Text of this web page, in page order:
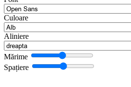
Culoare
Aliniere
Mărime
Spațiere